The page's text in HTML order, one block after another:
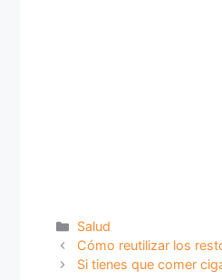
Categorías
Salud
Cómo reutilizar los
Si tienes que comer